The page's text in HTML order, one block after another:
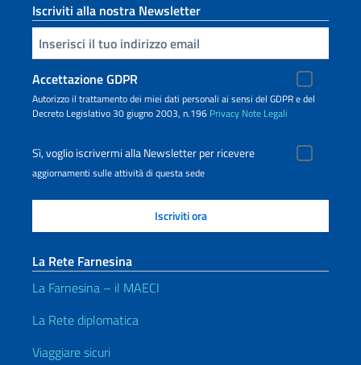
Iscriviti alla nostra Newsletter
Inserisci la tua email
Accettazione GDPR
Autorizzo il trattamento dei miei dati personali ai sensi del GDPR e del
Decreto Legislativo 30 giugno 2003, n.196 Privacy Note Legali
Sì, voglio iscrivermi alla Newsletter per ricevere
aggiornamenti sulle attività di questa sede
La Rete Farnesina
La Farnesina – il MAECI
La Rete diplomatica
Viaggiare sicuri